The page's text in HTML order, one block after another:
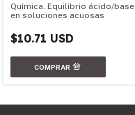
Química. Equilibrio ácido/base
en soluciones acuosas
$10.71 USD